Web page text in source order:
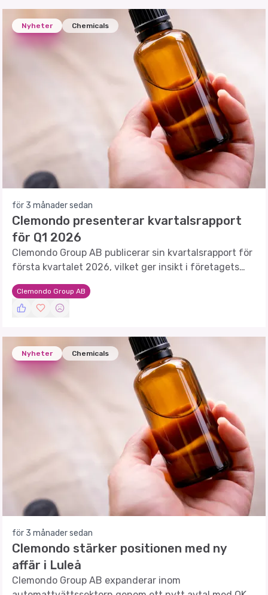
Nyheter Chemicals
för 3 månader sedan
Clemondo presenterar kvartalsrapport
för Q1 2026
Clemondo Group AB publicerar sin kvartalsrapport för
första kvartalet 2026, vilket ger insikt i företagets
prestationer och framtida utsikter.
Clemondo Group AB
Nyheter Chemicals
för 3 månader sedan
Clemondo stärker positionen med ny
affär i Luleå
Clemondo Group AB expanderar inom